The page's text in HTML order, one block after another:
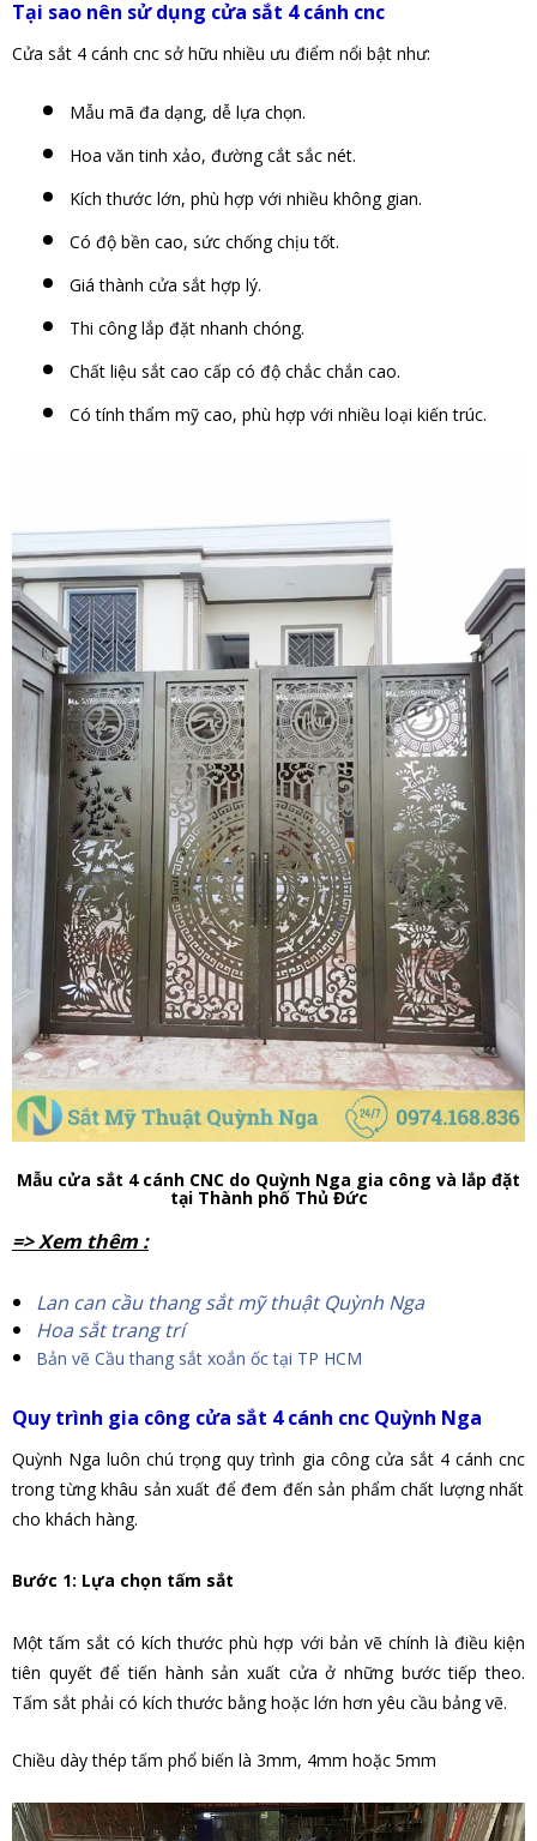
Tại sao nên sử dụng cửa sắt 4 cánh cnc
Cửa sắt 4 cánh cnc sở hữu nhiều ưu điểm nổi bật như:
Mẫu mã đa dạng, dễ lựa chọn.
Hoa văn tinh xảo, đường cắt sắc nét.
Kích thước lớn, phù hợp với nhiều không gian.
Có độ bền cao, sức chống chịu tốt.
Giá thành cửa sắt hợp lý.
Thi công lắp đặt nhanh chóng.
Chất liệu sắt cao cấp có độ chắc chắn cao.
Có tính thẩm mỹ cao, phù hợp với nhiều loại kiến trúc.
Mẫu cửa sắt 4 cánh CNC do Quỳnh Nga gia công và lắp đặt
tại Thành phố Thủ Đức
=> Xem thêm :
Lan can cầu thang sắt mỹ thuật Quỳnh Nga
Hoa sắt trang trí
Bản vẽ Cầu thang sắt xoắn ốc tại TP HCM
Quy trình gia công cửa sắt 4 cánh cnc Quỳnh Nga
Quỳnh Nga luôn chú trọng quy trình gia công cửa sắt 4 cánh cnc
trong từng khâu sản xuất để đem đến sản phẩm chất lượng nhất
cho khách hàng.
Bước 1: Lựa chọn tấm sắt
Một tấm sắt có kích thước phù hợp với bản vẽ chính là điều kiện
tiên quyết để tiến hành sản xuất cửa ở những bước tiếp theo.
Tấm sắt phải có kích thước bằng hoặc lớn hơn yêu cầu bảng vẽ.
Chiều dày thép tấm phổ biến là 3mm, 4mm hoặc 5mm